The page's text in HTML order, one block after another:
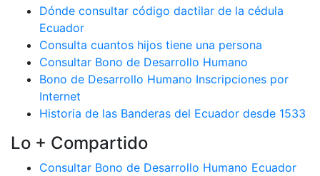
Dónde consultar código dactilar de la cédula
Ecuador
Consulta cuantos hijos tiene una persona
Consultar Bono de Desarrollo Humano
Bono de Desarrollo Humano Inscripciones por
Internet
Historia de las Banderas del Ecuador desde 1533
Lo + Compartido
Consultar Bono de Desarrollo Humano Ecuador